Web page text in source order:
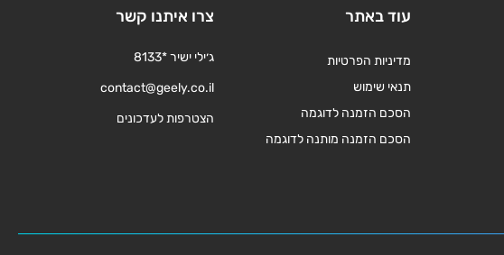
עוד באתר
מדיניות הפרטיות
תנאי שימוש
הסכם הזמנה לדוגמה
הסכם הזמנה מותנה לדוגמה
צרו איתנו קשר
ג׳ילי ישיר *8133
contact@geely.co.il
הצטרפות לעדכונים